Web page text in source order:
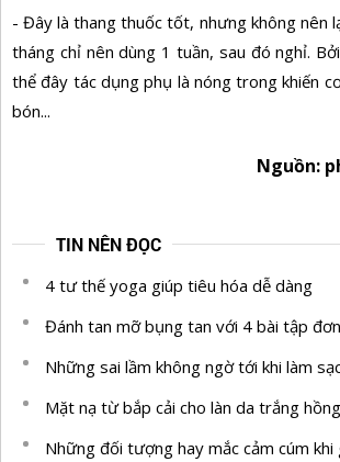
- Đây là thang thuốc tốt, nhưng không nên
tháng chỉ nên dùng 1 tuần, sau đó nghỉ.
thể đây tác dụng phụ là nóng trong khiến
bón...
Nguồn:
TIN NÊN ĐỌC
4 tư thế yoga giúp tiêu hóa dễ dàng
Đánh tan mỡ bụng tan với 4 bài tập
Những sai lầm không ngờ tới khi làm
Mặt nạ từ bắp cải cho làn da trắng
Những đối tượng hay mắc cảm cúm khi